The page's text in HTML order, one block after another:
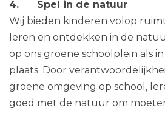
4. Spel in de natuur
Wij bieden kinderen volop
leren en ontdekken in de
op ons groene schoolplein als
plaats. Door
groene omgeving op school,
goed met de natuur om